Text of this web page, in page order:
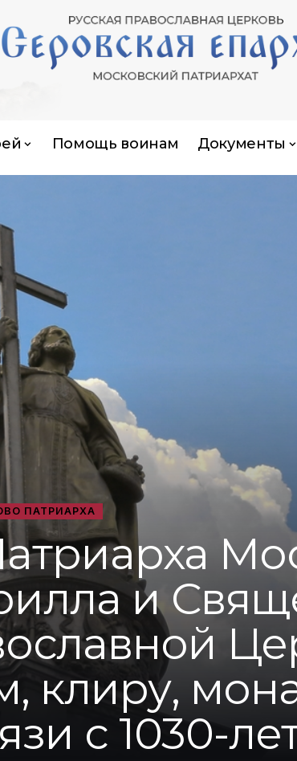
Помощь воинам Документы
ПАТРИАРХА
и
клиру,
с 1030-